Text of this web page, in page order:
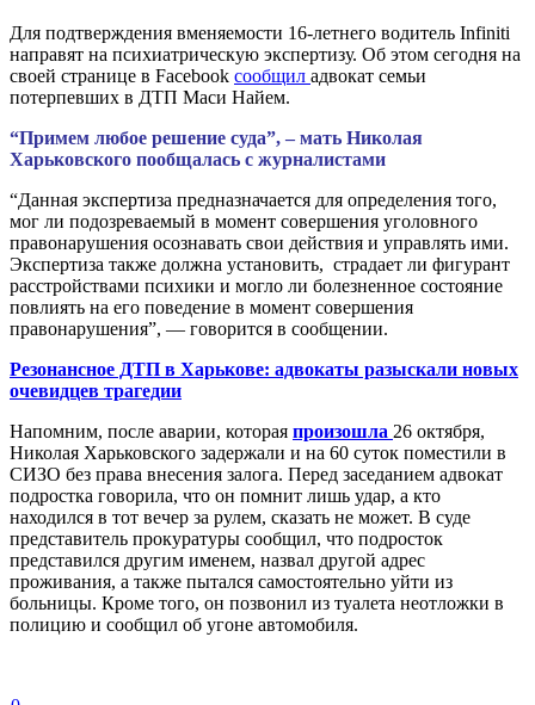
Для подтверждения вменяемости 16-летнего водитель Infiniti
направят на психиатрическую экспертизу. Об этом сегодня на
своей странице в Facebook сообщил адвокат семьи
потерпевших в ДТП Маси Найем.
“Примем любое решение суда”, – мать Николая
Харьковского пообщалась с журналистами
“Данная экспертиза предназначается для определения того,
мог ли подозреваемый в момент совершения уголовного
правонарушения осознавать свои действия и управлять ими.
Экспертиза также должна установить, страдает ли фигурант
расстройствами психики и могло ли болезненное состояние
повлиять на его поведение в момент совершения
правонарушения”, — говорится в сообщении.
Резонансное ДТП в Харькове: адвокаты разыскали новых
очевидцев трагедии
Напомним, после аварии, которая произошла 26 октября,
Николая Харьковского задержали и на 60 суток поместили в
СИЗО без права внесения залога. Перед заседанием адвокат
подростка говорила, что он помнит лишь удар, а кто
находился в тот вечер за рулем, сказать не может. В суде
представитель прокуратуры сообщил, что подросток
представился другим именем, назвал другой адрес
проживания, а также пытался самостоятельно уйти из
больницы. Кроме того, он позвонил из туалета неотложки в
полицию и сообщил об угоне автомобиля.